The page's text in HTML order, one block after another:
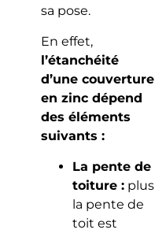
sa pose.
En effet,
l’étanchéité
d’une couverture
en zinc dépend
des éléments
suivants :
La pente de
toiture :plus
la pente de
toit est